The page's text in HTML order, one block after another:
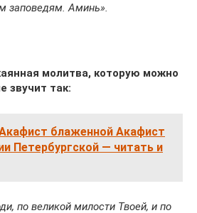
заповедям. Аминь».
молитва, которую можно
звучит так:
блаженной Акафист
Петербургской — читать и
по великой милости Твоей, и по